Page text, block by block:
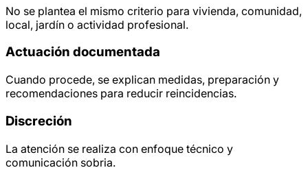
No se plantea el mismo criterio para vivienda, comunidad,
local, jardín o actividad profesional.
Actuación documentada
Cuando procede, se explican medidas, preparación y
recomendaciones para reducir reincidencias.
Discreción
La atención se realiza con enfoque técnico y
comunicación sobria.